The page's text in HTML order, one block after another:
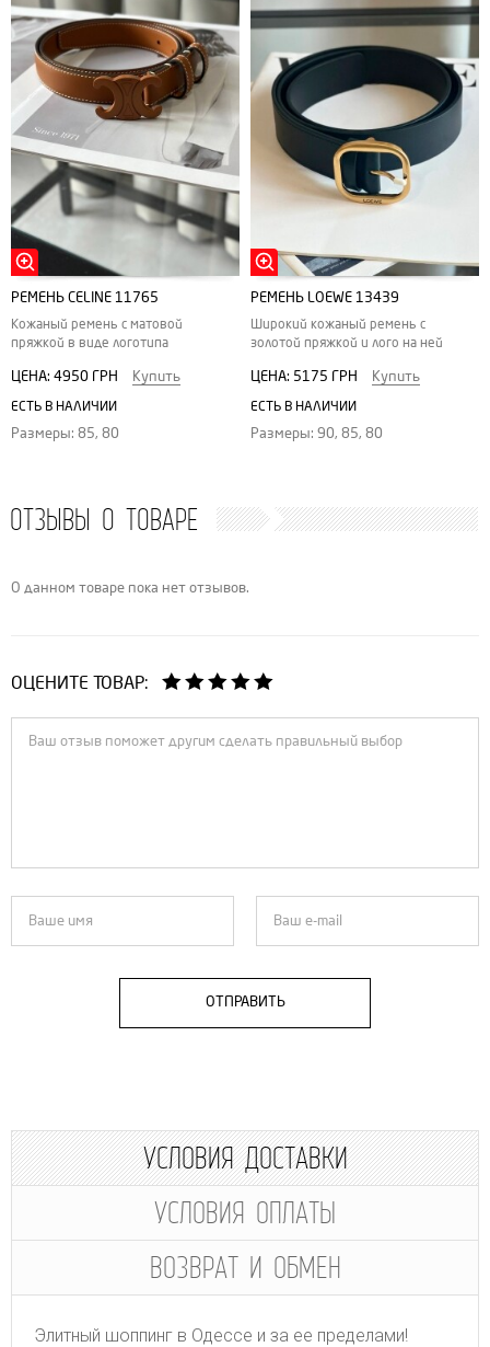
РЕМЕНЬ CELINE 11765
Кожаный ремень с матовой
пряжкой в виде логотипа
ЦЕНА: 4950 ГРН Купить
ЕСТЬ В НАЛИЧИИ
Размеры: 85, 80
РЕМЕНЬ LOEWE 13439
Широкий кожаный ремень с
золотой пряжкой и лого на ней
ЦЕНА: 5175 ГРН Купить
ЕСТЬ В НАЛИЧИИ
Размеры: 90, 85, 80
ОТЗЫВЫ О ТОВАРЕ
О данном товаре пока нет отзывов.
ОЦЕНИТЕ ТОВАР:
ОТПРАВИТЬ
УСЛОВИЯ ДОСТАВКИ
УСЛОВИЯ ОПЛАТЫ
ВОЗВРАТ И ОБМЕН
Элитный шоппинг в Одессе и за ее пределами!